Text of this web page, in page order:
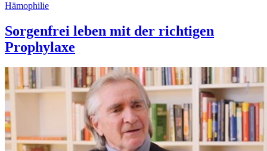
Hämophilie
Sorgenfrei leben mit der richtigen
Prophylaxe